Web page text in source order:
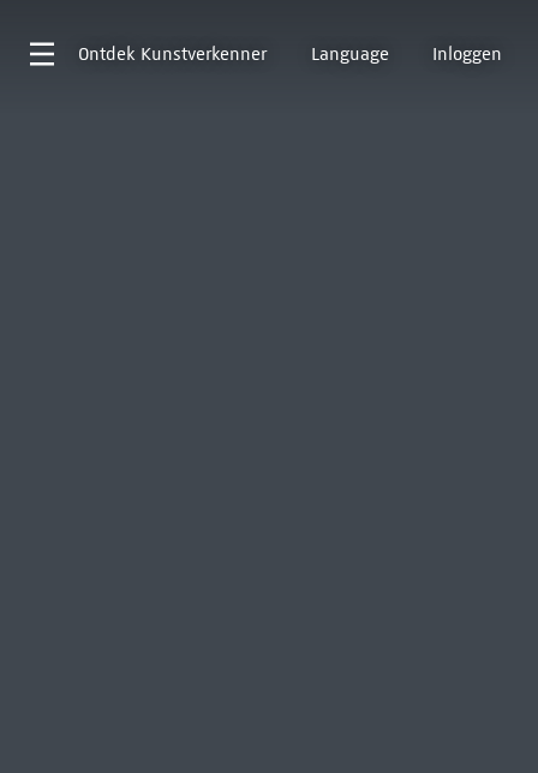
Ontdek Kunstverkenner Language Inloggen